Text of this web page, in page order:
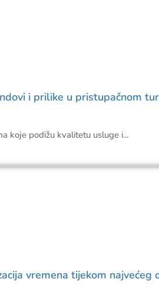
i prilike u pristupačnom
koje podižu kvalitetu usluge i...
vremena tijekom najvećeg